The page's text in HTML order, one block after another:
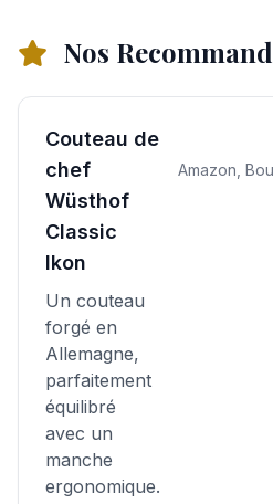
Nos
Couteau de
chef
Wüsthof
Classic
Ikon
Un couteau
forgé en
Allemagne,
parfaitement
équilibré
avec un
manche
ergonomique.
Amazon,